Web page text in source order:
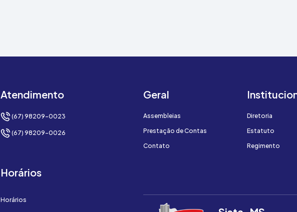
Atendimento
(67) 98209-0023
(67) 98209-0026
Horários
Horários
Geral
Assembleias
Prestação de Contas
Contato
Diretoria
Estatuto
Regimento